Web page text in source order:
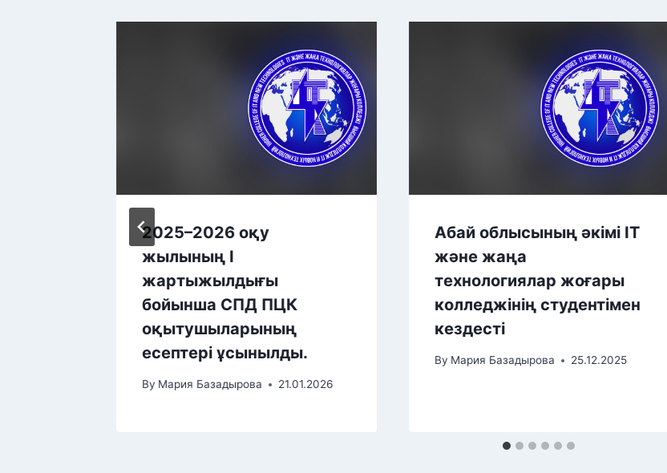
2025–2026 оқу
жылының I
жартыжылдығы
бойынша СПД ПЦК
оқытушыларының
есептері ұсынылды.
By Мария Базадырова 21.01.2026
Абай облысының әкімі IT
және жаңа
технологиялар жоғары
колледжінің студентімен
кездесті
By Мария Базадырова 25.12.2025